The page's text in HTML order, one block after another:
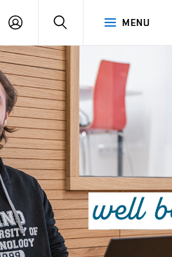
MENU
PŘIHLÁŠENÍ